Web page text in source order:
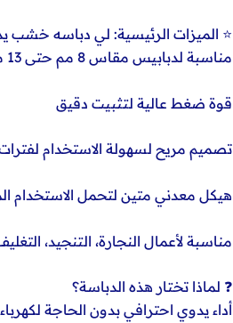
⭐ الميزات الرئيسية: لي دباسه خشب
مناسبة لدبابيس مقاس 8 مم حتى 13 مم
قوة ضغط عالية لتثبيت دقيق
تصميم مريح لسهولة الاستخدام
هيكل معدني متين لتحمل الاستخدام
مناسبة لأعمال النجارة، التنجيد،
❓ لماذا تختار هذه الدباسة؟
أداء يدوي احترافي بدون الحاجة